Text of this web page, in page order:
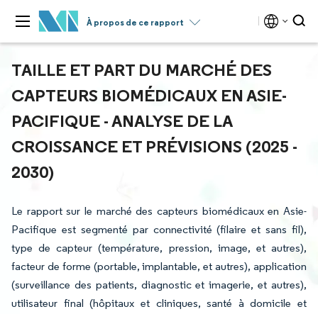
À propos de ce rapport
TAILLE ET PART DU MARCHÉ DES
CAPTEURS BIOMÉDICAUX EN ASIE-
PACIFIQUE - ANALYSE DE LA
CROISSANCE ET PRÉVISIONS (2025 -
2030)
Le rapport sur le marché des capteurs biomédicaux en Asie-
Pacifique est segmenté par connectivité (filaire et sans fil),
type de capteur (température, pression, image, et autres),
facteur de forme (portable, implantable, et autres), application
(surveillance des patients, diagnostic et imagerie, et autres),
utilisateur final (hôpitaux et cliniques, santé à domicile et